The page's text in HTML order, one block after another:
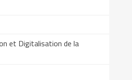
et Digitalisation de la